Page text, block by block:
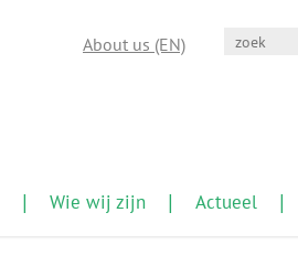
About us (EN)
Wie wij zijn Actueel